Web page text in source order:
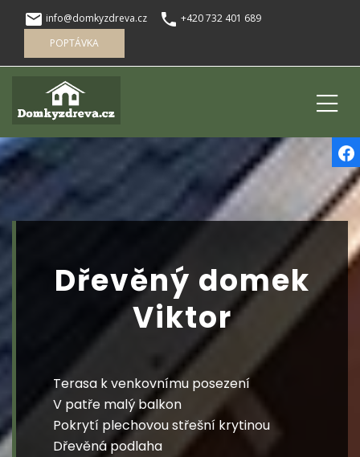
Dřevěný domek
Viktor
Terasa k venkovnímu posezení
V patře malý balkon
Pokrytí plechovou střešní krytinou
Dřevěná podlaha
local_post_office info@domkyzdreva.cz phone +420 732 401 689
POPTÁVKA